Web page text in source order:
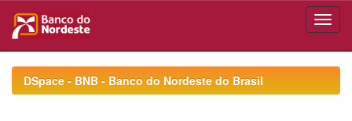
navigationDSpace - BNB - Banco do Nordeste do Brasil